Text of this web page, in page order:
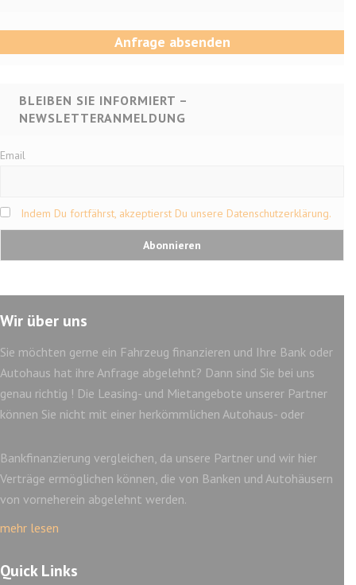
BLEIBEN SIE INFORMIERT –
NEWSLETTERANMELDUNG
Email
Indem Du fortfährst, akzeptierst Du unsere Datenschutzerklärung.
Wir über uns
Sie möchten gerne ein Fahrzeug finanzieren und Ihre Bank oder
Autohaus hat ihre Anfrage abgelehnt? Dann sind Sie bei uns
genau richtig ! Die Leasing- und Mietangebote unserer Partner
können Sie nicht mit einer herkömmlichen Autohaus- oder
Bankfinanzierung vergleichen, da unsere Partner und wir hier
Verträge ermöglichen können, die von Banken und Autohäusern
von vorneherein abgelehnt werden.
mehr lesen
Quick Links